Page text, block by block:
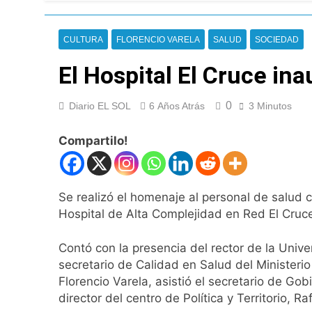
21 Horas Atrás
Nueva jornada
de los 450 puntos
Jorge Macri
23 Horas Atrás
El frío polar se
24 Horas Atrás
24 Horas Atrás
El Senado aprobó
Incidentes frente
enfrentamientos
1 Día Atrás
La Fiscalía
CULTURA FLORENCIO VARELA SALUD SOCIEDAD
El Hospital El Cruce
Diario EL SOL 6 Años Atrás 0 3 Minutos
Compartilo!
Se realizó el homenaje al personal de salud
Hospital de Alta Complejidad en Red El
Contó con la presencia del rector de la
secretario de Calidad en Salud del
Florencio Varela, asistió el secretario de
director del centro de Política y Territorio,